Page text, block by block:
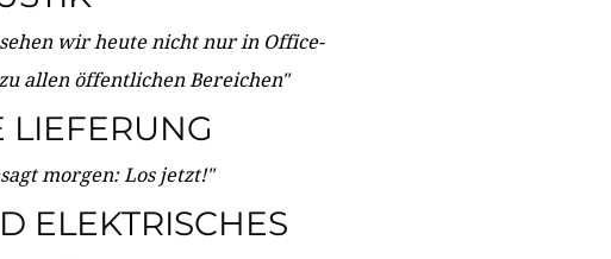
wir heute nicht nur in Office-
allen öffentlichen Bereichen"
LIEFERUNG
morgen: Los jetzt!"
ELEKTRISCHES